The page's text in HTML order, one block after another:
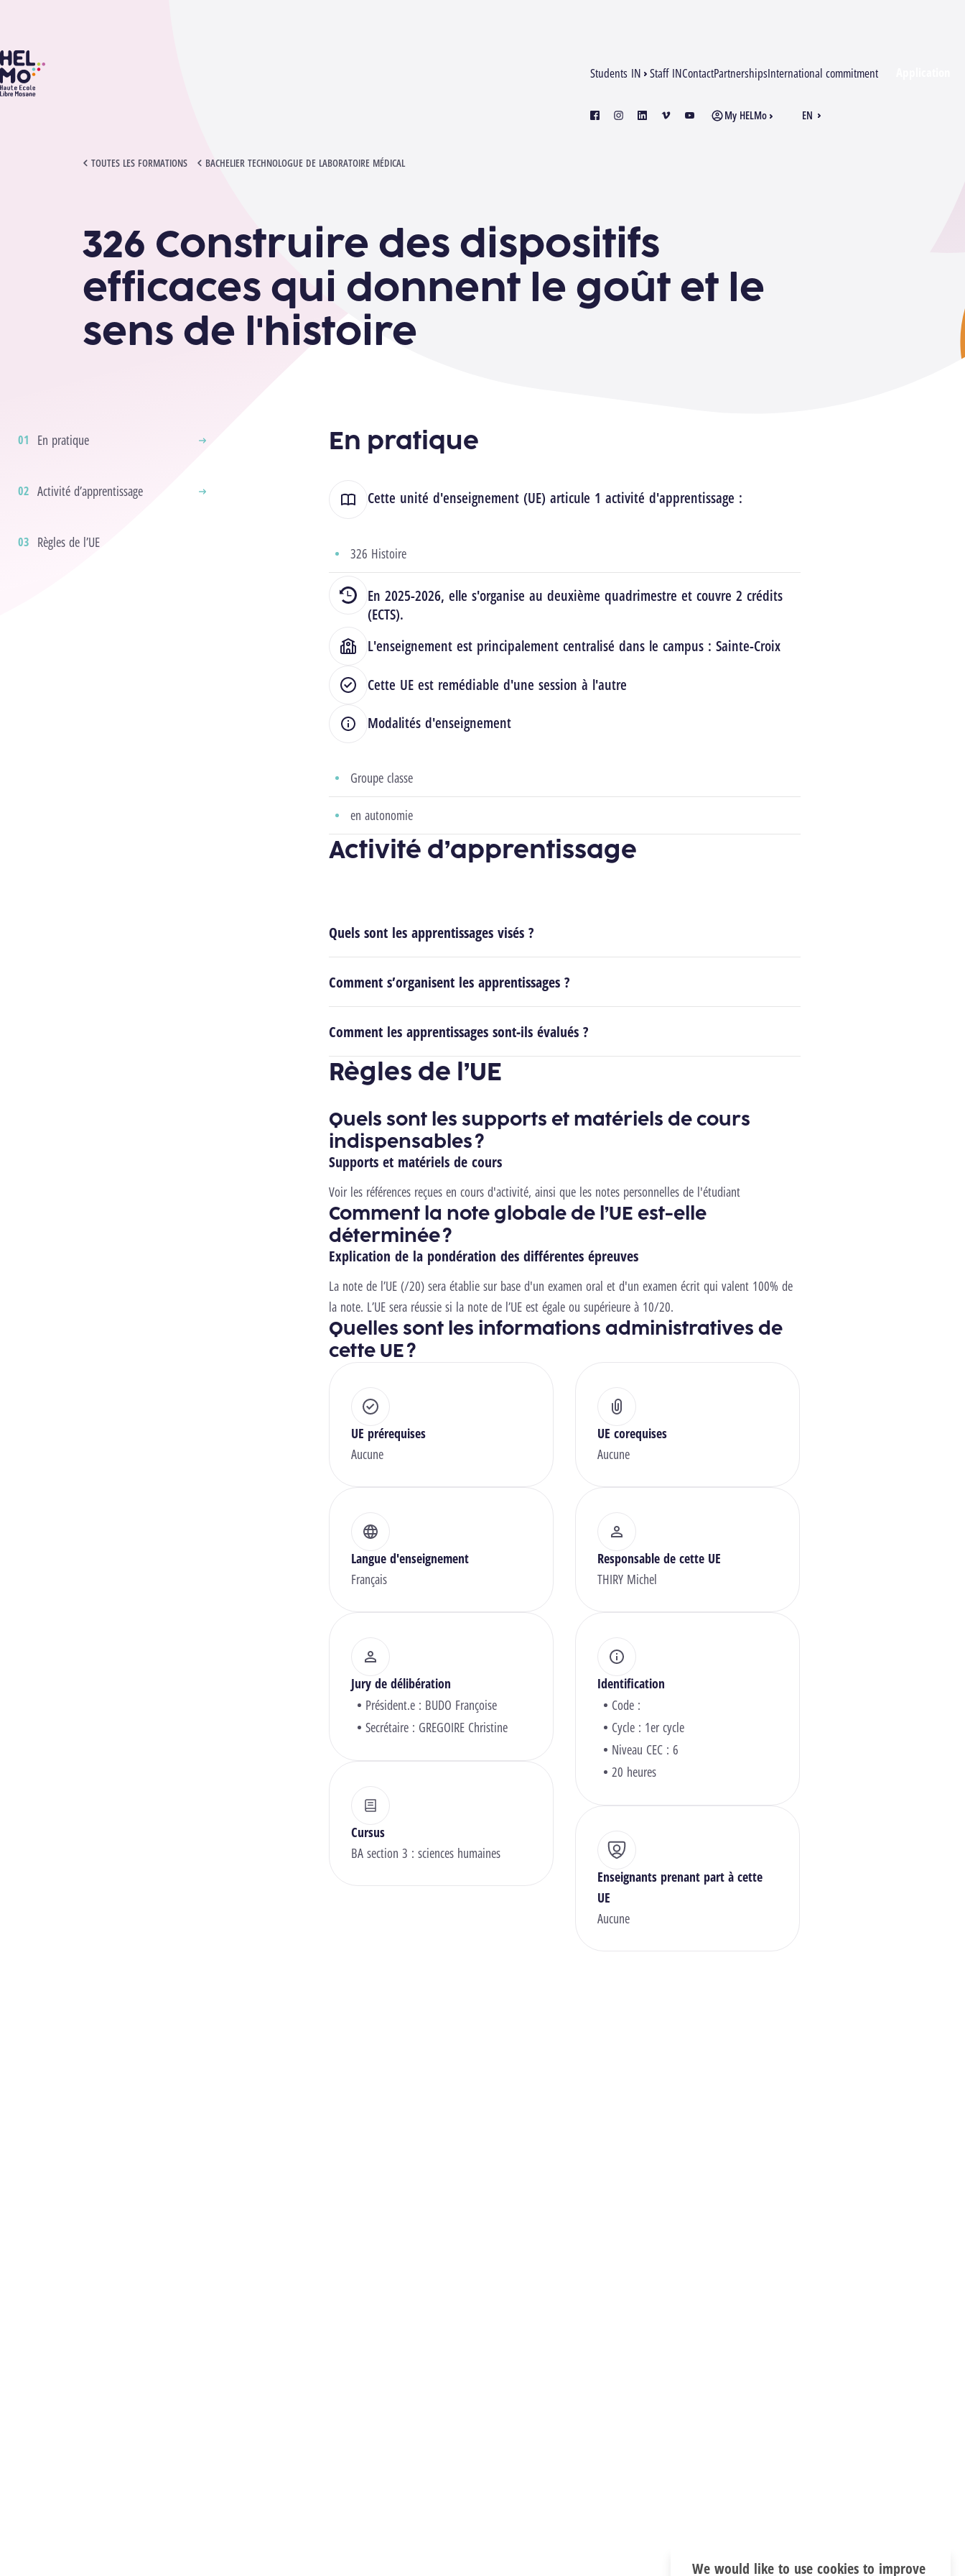
HELMo
Students IN Staff INContactPartnershipsInternational commitment
My HELMo
facebookinstagramlinkedinvimeo youtube
EN
TOUTES LES FORMATIONS BACHELIER TECHNOLOGUE DE LABORATOIRE MÉDICAL
326 CONSTRUIRE DES DISPOSITIFS EFFICACES QUI DONNENT LE GOÛT ET LE SENS DE L'HISTOIRE
326 Construire des dispositifs
efficaces qui donnent le goût et le
sens de l'histoire
En pratique
Activité d’apprentissage
Règles de l’UE
En pratique
Cette unité d'enseignement (UE) articule 1 activité d'apprentissage :
326 Histoire
En 2025-2026, elle s'organise au deuxième quadrimestre et couvre 2 crédits
(ECTS).
L'enseignement est principalement centralisé dans le campus :Sainte-Croix
Cette UE est remédiable d'une session à l'autre
Modalités d'enseignement
Groupe classe
en autonomie
Activité d’apprentissage
Quels sont les apprentissages visés ?
Comment s’organisent les apprentissages ?
Comment les apprentissages sont-ils évalués ?
Règles de l’UE
Quels sont les supports et matériels de cours
indispensables ?
Supports et matériels de cours
Voir les références reçues en cours d'activité, ainsi que les notes personnelles de l'étudiant
Comment la note globale de l’UE est-elle
déterminée ?
Explication de la pondération des différentes épreuves
La note de l’UE (/20) sera établie sur base d'un examen oral et d'un examen écrit qui valent 100% de
la note. L’UE sera réussie si la note de l’UE est égale ou supérieure à 10/20.
Quelles sont les informations administratives de
cette UE ?
UE prérequises
Aucune
UE corequises
Aucune
Langue d'enseignement
Français
Responsable de cette UE
THIRY Michel
Jury de délibération
Président.e : BUDO Françoise
Secrétaire : GREGOIRE Christine
Identification
Code :
Cycle : 1er cycle
Niveau CEC : 6
20 heures
Cursus
BA section 3 : sciences humaines
Enseignants prenant part à cette
UE
Aucune
We would like to use cookies to improve